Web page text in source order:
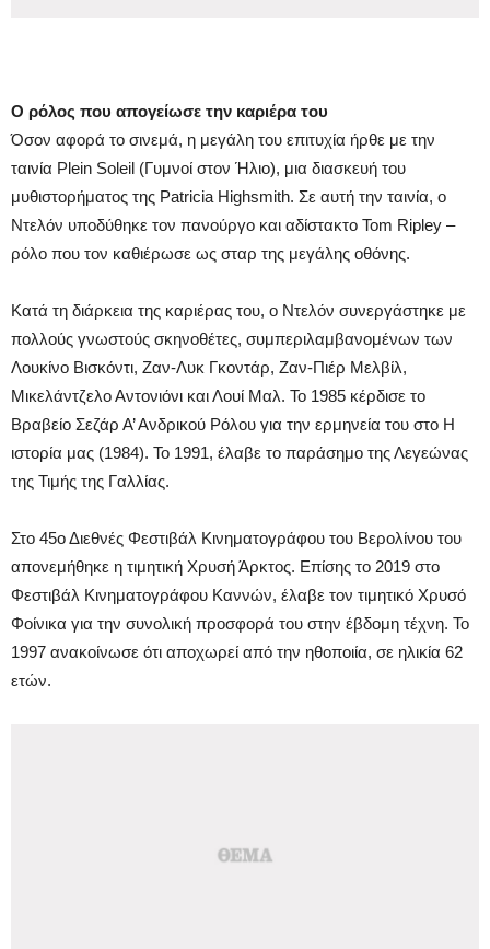
Ο ρόλος που απογείωσε την καριέρα του
Όσον αφορά το σινεμά, η μεγάλη του επιτυχία ήρθε με την
ταινία Plein Soleil (Γυμνοί στον Ήλιο), μια διασκευή του
μυθιστορήματος της Patricia Highsmith. Σε αυτή την ταινία, ο
Ντελόν υποδύθηκε τον πανούργο και αδίστακτο Tom Ripley –
ρόλο που τον καθιέρωσε ως σταρ της μεγάλης οθόνης.
Κατά τη διάρκεια της καριέρας του, ο Ντελόν συνεργάστηκε με
πολλούς γνωστούς σκηνοθέτες, συμπεριλαμβανομένων των
Λουκίνο Βισκόντι, Ζαν-Λυκ Γκοντάρ, Ζαν-Πιέρ Μελβίλ,
Μικελάντζελο Αντονιόνι και Λουί Μαλ. Το 1985 κέρδισε το
Βραβείο Σεζάρ Α’ Ανδρικού Ρόλου για την ερμηνεία του στο Η
ιστορία μας (1984). Το 1991, έλαβε το παράσημο της Λεγεώνας
της Τιμής της Γαλλίας.
Στο 45ο Διεθνές Φεστιβάλ Κινηματογράφου του Βερολίνου του
απονεμήθηκε η τιμητική Χρυσή Άρκτος. Επίσης το 2019 στο
Φεστιβάλ Κινηματογράφου Καννών, έλαβε τον τιμητικό Χρυσό
Φοίνικα για την συνολική προσφορά του στην έβδομη τέχνη. Το
1997 ανακοίνωσε ότι αποχωρεί από την ηθοποιία, σε ηλικία 62
ετών.